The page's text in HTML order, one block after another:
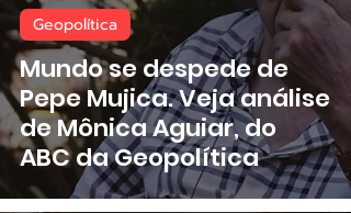
Mundo se despede de
Pepe Mujica. Veja análise
de Mônica Aguiar, do
ABC da Geopolítica
Geopolítica